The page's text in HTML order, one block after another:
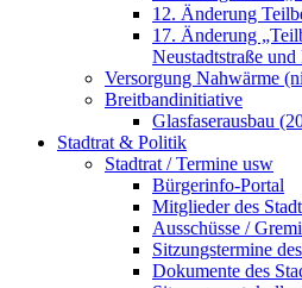
12. Änderung
17. Änderung
Neustadtstraße und
Versorgung Nahwärme
Breitbandinitiative
Glasfaserausbau
Stadtrat & Politik
Stadtrat / Termine usw
Bürgerinfo-Portal
Mitglieder des
Ausschüsse /
Sitzungstermine
Dokumente des